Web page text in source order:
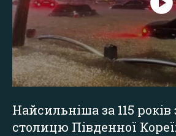
Найсильніша за 115
столицю Південної